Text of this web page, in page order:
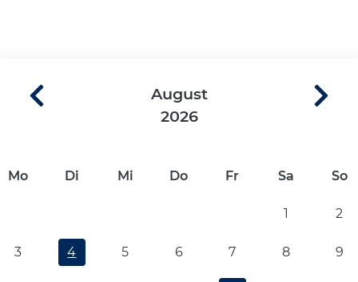
August
2026
Mo Di Mi Do Fr Sa So
1 2
3 4 5 6 7 8 9